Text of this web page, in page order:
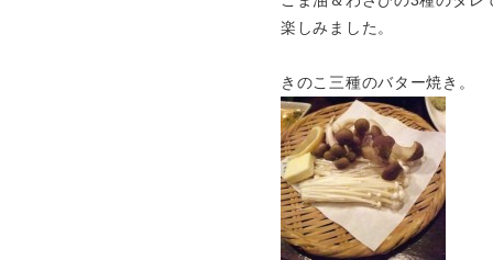
楽しみました。
きのこ三種のバター焼き。